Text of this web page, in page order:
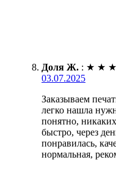
Доля Ж. : ★ ★ ★
03.07.2025
Заказываем
легко нашла
понятно,
быстро, через
понравилась,
нормальная,